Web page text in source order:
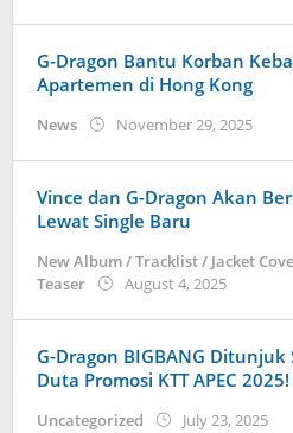
G-Dragon Bantu Korban
Apartemen di Hong Kong
News November 29, 2025by
Vince dan G-Dragon Akan
Lewat Single Baru
New Album / Tracklist / Jacket
Teaser
August 4, 2025by
G-Dragon BIGBANG Ditunjuk
Duta Promosi KTT APEC 2025!
Uncategorized July 23, 2025by